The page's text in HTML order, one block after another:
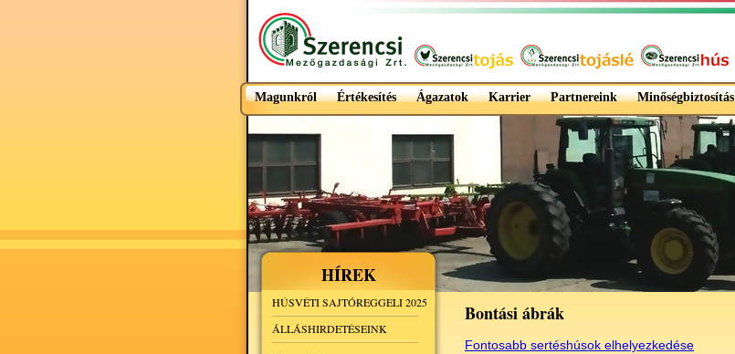
Magunkról Értékesítés Ágazatok Karrier Partnereink Minőségbiztosítás
HÍREK
HÚSVÉTI SAJTÓREGGELI 2025
ÁLLÁSHIRDETÉSEINK
Bontási ábrák
Fontosabb sertéshúsok elhelyezkedése